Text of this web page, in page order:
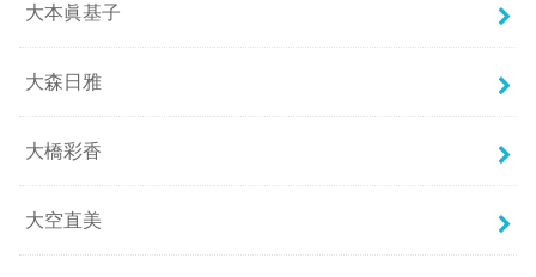
大本眞基子
大森日雅
大橋彩香
大空直美